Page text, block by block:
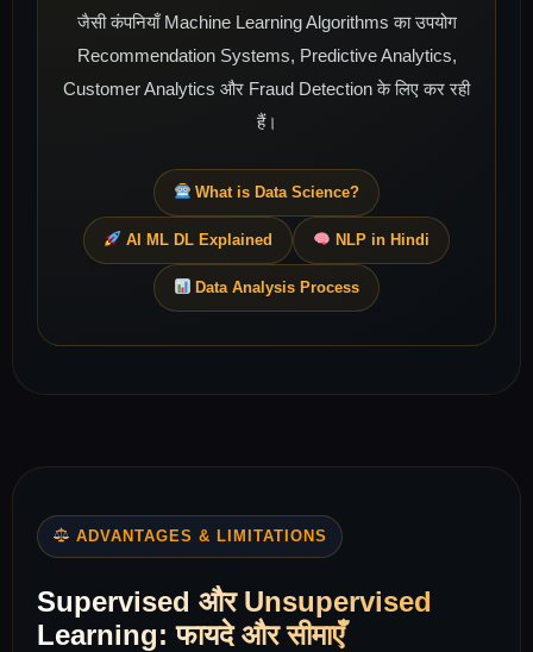
जैसी कंपनियाँ Machine Learning Algorithms का उपयोग
Recommendation Systems, Predictive Analytics,
Customer Analytics और Fraud Detection के लिए कर रही
हैं।
What is Data Science?
AI ML DL Explained NLP in Hindi
Data Analysis Process
ADVANTAGES & LIMITATIONS
Supervised और Unsupervised
Learning: फायदे और सीमाएँ